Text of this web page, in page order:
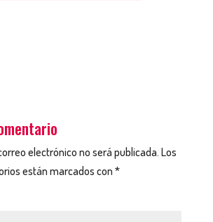
electrónico no será publicada. Los
están marcados con *